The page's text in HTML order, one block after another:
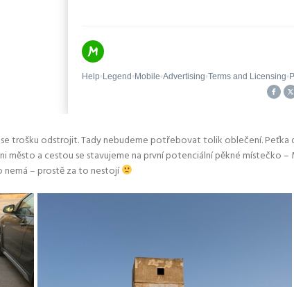
trošku odstrojit. Tady nebudeme potřebovat tolik oblečení. Peťka
město a cestou se stavujeme na první potenciální pěkné místečko
nemá – prostě za to nestojí